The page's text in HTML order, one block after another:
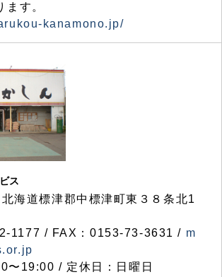
ます。
kanamono.jp/
ス
海道標津郡中標津町東３８条北1
1177 / FAX：0153-73-3631 / m
〜19:00 / 定休日：日曜日